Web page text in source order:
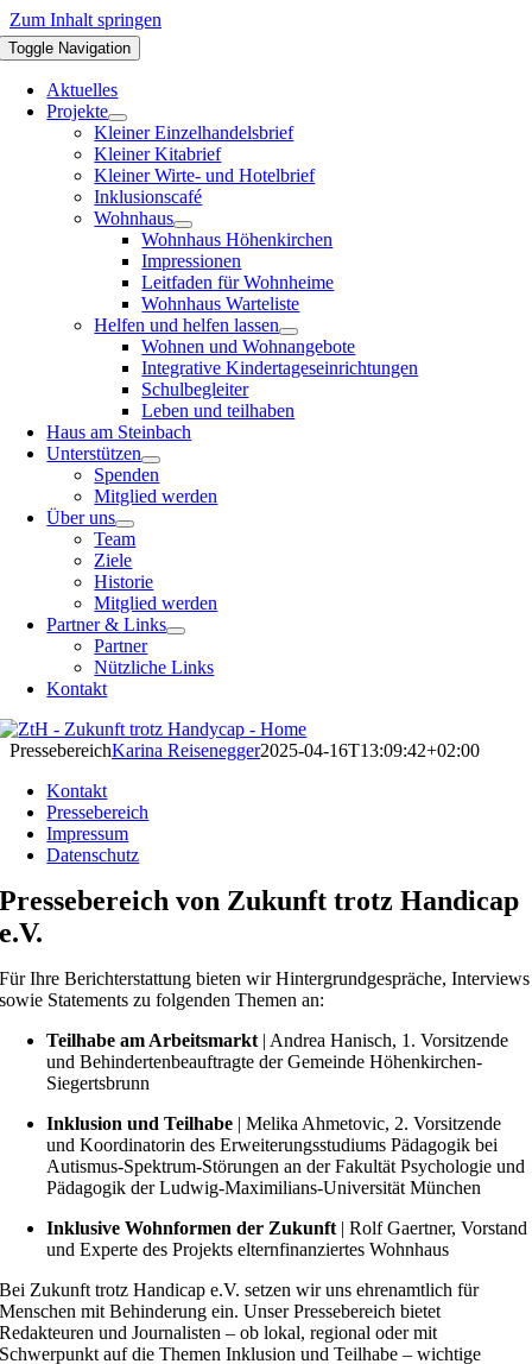
Zum Inhalt springen
Toggle Navigation
Aktuelles
Projekte
Kleiner Einzelhandelsbrief
Kleiner Kitabrief
Kleiner Wirte- und Hotelbrief
Inklusionscafé
Wohnhaus
Wohnhaus Höhenkirchen
Impressionen
Leitfaden für Wohnheime
Wohnhaus Warteliste
Helfen und helfen lassen
Wohnen und Wohnangebote
Integrative Kindertageseinrichtungen
Schulbegleiter
Leben und teilhaben
Haus am Steinbach
Unterstützen
Spenden
Mitglied werden
Über uns
Team
Ziele
Historie
Mitglied werden
Partner & Links
Partner
Nützliche Links
Kontakt
PressebereichKarina Reisenegger2025-04-16T13:09:42+02:00
Kontakt
Pressebereich
Impressum
Datenschutz
Pressebereich von Zukunft trotz Handicap
e.V.
Für Ihre Berichterstattung bieten wir Hintergrundgespräche, Interviews
sowie Statements zu folgenden Themen an:
Teilhabe am Arbeitsmarkt| Andrea Hanisch, 1. Vorsitzende
und Behindertenbeauftragte der Gemeinde Höhenkirchen-
Siegertsbrunn
Inklusion und Teilhabe | Melika Ahmetovic, 2. Vorsitzende
und Koordinatorin des Erweiterungsstudiums Pädagogik bei
Autismus-Spektrum-Störungen an der Fakultät Psychologie und
Pädagogik der Ludwig-Maximilians-Universität München
Inklusive Wohnformen der Zukunft| Rolf Gaertner, Vorstand
und Experte des Projekts elternfinanziertes Wohnhaus
Bei Zukunft trotz Handicap e.V. setzen wir uns ehrenamtlich für
Menschen mit Behinderung ein. Unser Pressebereich bietet
Redakteuren und Journalisten – ob lokal, regional oder mit
Schwerpunkt auf die Themen Inklusion und Teilhabe – wichtige